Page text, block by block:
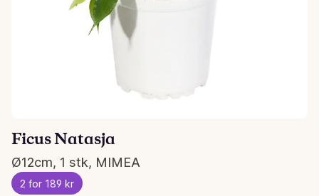
Ficus Natasja
Ø12cm, 1 stk, MIMEA
2 for 189 kr